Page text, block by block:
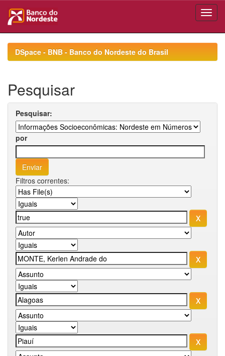
navigationDSpace - BNB - Banco do Nordeste do Brasil
Pesquisar
Pesquisar:
por
Filtros correntes: